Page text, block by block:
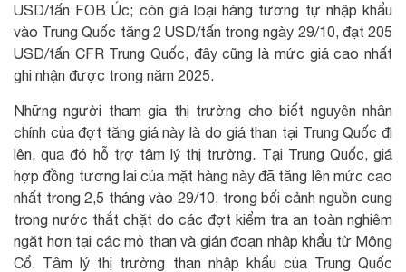
USD/tấn FOB Úc; còn giá loại hàng tương tự nhập khẩu
vào Trung Quốc tăng 2 USD/tấn trong ngày 29/10, đạt 205
USD/tấn CFR Trung Quốc, đây cũng là mức giá cao nhất
ghi nhận được trong năm 2025.
Những người tham gia thị trường cho biết nguyên nhân
chính của đợt tăng giá này là do giá than tại Trung Quốc đi
lên, qua đó hỗ trợ tâm lý thị trường. Tại Trung Quốc, giá
hợp đồng tương lai của mặt hàng này đã tăng lên mức cao
nhất trong 2,5 tháng vào 29/10, trong bối cảnh nguồn cung
trong nước thắt chặt do các đợt kiểm tra an toàn nghiêm
ngặt hơn tại các mỏ than và gián đoạn nhập khẩu từ Mông
Cổ. Tâm lý thị trường than nhập khẩu của Trung Quốc